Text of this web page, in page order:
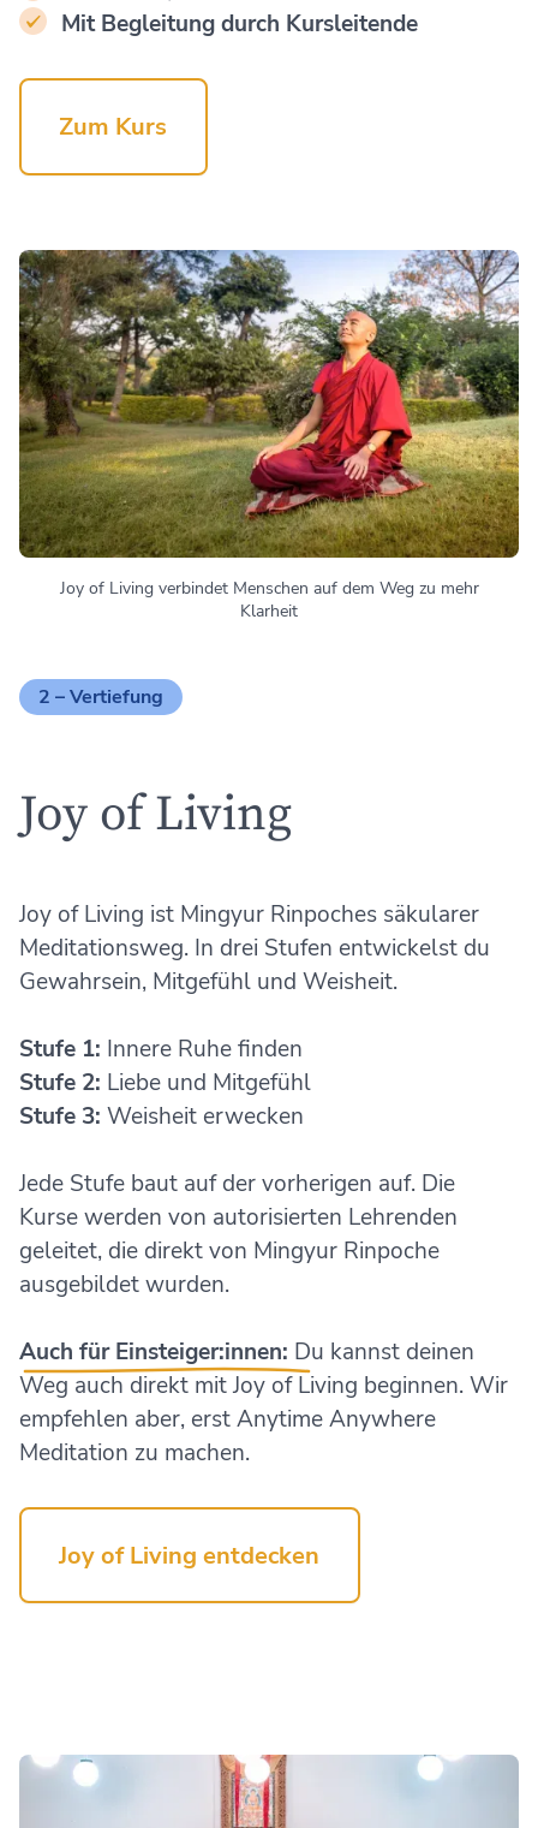
Mit Begleitung durch Kursleitende
Zum Kurs
2 –Vertiefung
Joy of Living
Joy of Living ist Mingyur Rinpoches säkularer
Meditationsweg. In drei Stufen entwickelst du
Gewahrsein, Mitgefühl und Weisheit.
Stufe 1: Innere Ruhe finden
Stufe 2: Liebe und Mitgefühl
Stufe 3: Weisheit erwecken
Jede Stufe baut auf der vorherigen auf. Die
Kurse werden von autorisierten Lehrenden
geleitet, die direkt von Mingyur Rinpoche
ausgebildet wurden.
Auch für Einsteiger:innen: Du kannst deinen
Weg auch direkt mit Joy of Living beginnen. Wir
empfehlen aber, erst Anytime Anywhere
Meditation zu machen.
Joy of Living entdecken
Joy of Living verbindet Menschen auf dem Weg zu mehr
Klarheit